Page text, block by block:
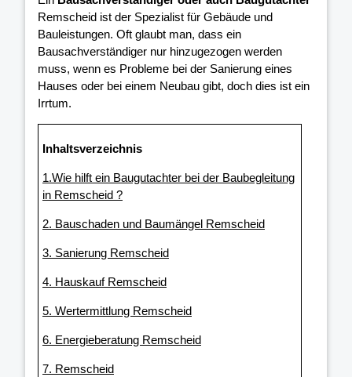
Remscheid ist der Spezialist für Gebäude und
Bauleistungen. Oft glaubt man, dass ein
Bausachverständiger nur hinzugezogen werden
muss, wenn es Probleme bei der Sanierung eines
Hauses oder bei einem Neubau gibt, doch dies ist ein
Irrtum.
Inhaltsverzeichnis
1.Wie hilft ein Baugutachter bei der Baubegleitung
in Remscheid ?
2. Bauschaden und Baumängel Remscheid
3. Sanierung Remscheid
4. Hauskauf Remscheid
5. Wertermittlung Remscheid
6. Energieberatung Remscheid
7. Remscheid